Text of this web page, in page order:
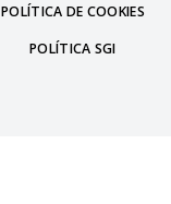
POLÍTICA DE COOKIES
POLÍTICA SGI